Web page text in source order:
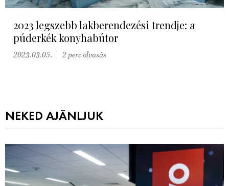
2023 legszebb lakberendezési trendje: a
púderkék konyhabútor
2023.03.05. 2 perc olvasás
NEKED AJÁNLJUK